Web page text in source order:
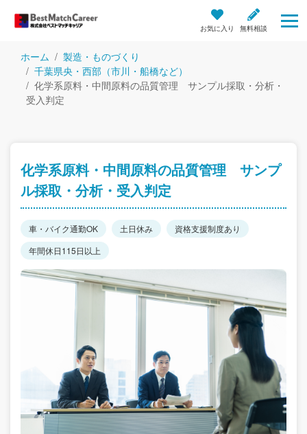
お気に入り 無料相談
ホーム
製造・ものづくり
千葉県央・西部（市川・船橋など）
化学系原料・中間原料の品質管理 サンプル採取・分析・
受入判定
化学系原料・中間原料の品質管理 サンプ
ル採取・分析・受入判定
車・バイク通勤OK 土日休み
資格支援制度あり
年間休日115日以上